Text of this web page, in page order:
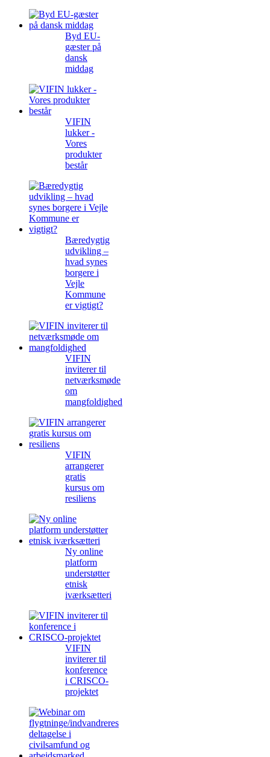
Byd EU-
gæster på
dansk
middag
VIFIN
lukker -
Vores
produkter
består
Bæredygtig
udvikling –
hvad synes
borgere i
Vejle
Kommune
er vigtigt?
VIFIN
inviterer til
netværksmøde
om
mangfoldighed
VIFIN
arrangerer
gratis
kursus om
resiliens
Ny online
platform
understøtter
etnisk
iværksætteri
VIFIN
inviterer til
konference
i CRISCO-
projektet